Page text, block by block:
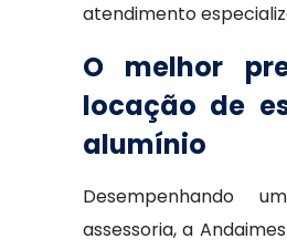
atendimento
O melhor
locação de
alumínio
Desempenhando
assessoria, a